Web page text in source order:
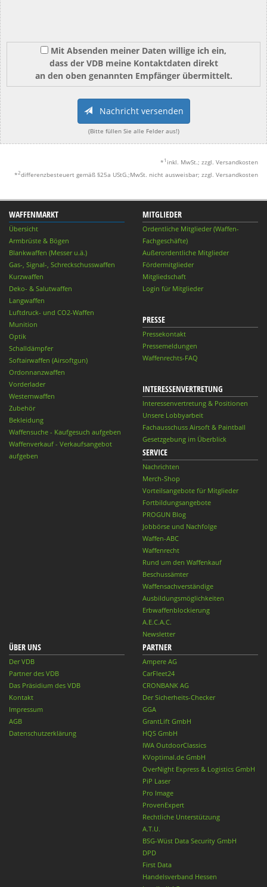
Mit Absenden meiner Daten willige ich ein,
dass der VDB meine Kontaktdaten direkt
an den oben genannten Empfänger übermittelt.
Nachricht versenden
(Bitte füllen Sie alle Felder aus!)
* 1 inkl. MwSt.; zzgl. Versandkosten
*2differenzbesteuert gemäß §25a UStG.;MwSt. nicht ausweisbar; zzgl. Versandkosten
WAFFENMARKT
Übersicht
Armbrüste & Bögen
Blankwaffen (Messer u.ä.)
Gas-, Signal-, Schreckschusswaffen
Kurzwaffen
Deko- & Salutwaffen
Langwaffen
Luftdruck- und CO2-Waffen
Munition
Optik
Schalldämpfer
Softairwaffen (Airsoftgun)
Ordonnanzwaffen
Vorderlader
Westernwaffen
Zubehör
Bekleidung
Waffensuche - Kaufgesuch aufgeben
Waffenverkauf - Verkaufsangebot
aufgeben
MITGLIEDER
Ordentliche Mitglieder (Waffen-
Fachgeschäfte)
Außerordentliche Mitglieder
Fördermitglieder
Mitgliedschaft
Login für Mitglieder
PRESSE
Pressekontakt
Pressemeldungen
Waffenrechts-FAQ
INTERESSENVERTRETUNG
Interessenvertretung & Positionen
Unsere Lobbyarbeit
Fachausschuss Airsoft & Paintball
Gesetzgebung im Überblick
SERVICE
Nachrichten
Merch-Shop
Vorteilsangebote für Mitglieder
Fortbildungsangebote
PROGUN Blog
Jobbörse und Nachfolge
Waffen-ABC
Waffenrecht
Rund um den Waffenkauf
Beschussämter
Waffensachverständige
Ausbildungsmöglichkeiten
Erbwaffenblockierung
A.E.C.A.C.
Newsletter
ÜBER UNS
Der VDB
Partner des VDB
Das Präsidium des VDB
Kontakt
Impressum
AGB
Datenschutzerklärung
PARTNER
Ampere AG
CarFleet24
CRONBANK AG
Der Sicherheits-Checker
GGA
GrantLift GmbH
HQS GmbH
IWA OutdoorClassics
KVoptimal.de GmbH
OverNight Express & Logistics GmbH
PiP Laser
Pro Image
ProvenExpert
Rechtliche Unterstützung
A.T.U.
BSG-Wüst Data Security GmbH
DPD
First Data
Handelsverband Hessen